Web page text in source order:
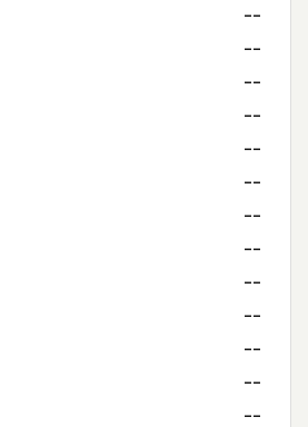
--
--
--
--
--
--
--
--
--
--
--
--
--